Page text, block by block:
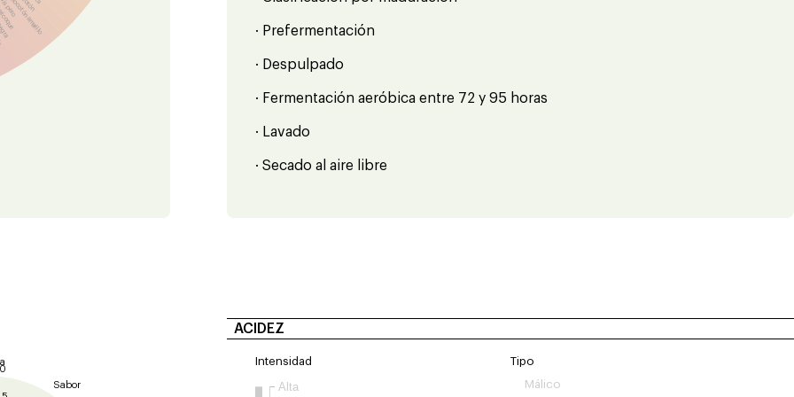
Melocotón amarillo · Prefermentación
· Despulpado
· Fermentación aeróbica entre 72 y 95 horas
· Lavado
· Secado al aire libre
Sabor
ACIDEZ
Intensidad
Alta
Tipo
Málico